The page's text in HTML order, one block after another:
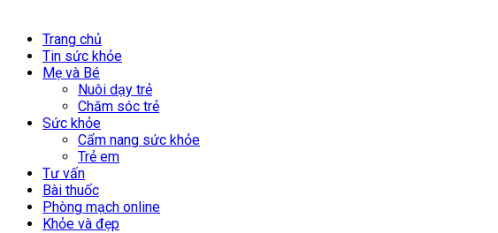
Trang chủ
Tin sức khỏe
Mẹ và Bé
Nuôi dạy trẻ
Chăm sóc trẻ
Sức khỏe
Cẩm nang sức khỏe
Trẻ em
Tư vấn
Bài thuốc
Phòng mạch online
Khỏe và đẹp